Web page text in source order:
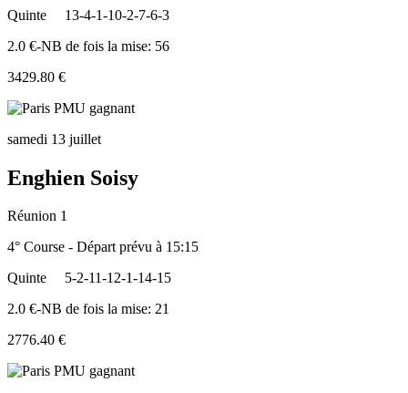
Quinte
13-4-1-10-2-7-6-3
2.0 €-NB de fois la mise: 56
3429.80 €
samedi 13 juillet
Enghien Soisy
Réunion 1
4° Course - Départ prévu à 15:15
Quinte
5-2-11-12-1-14-15
2.0 €-NB de fois la mise: 21
2776.40 €